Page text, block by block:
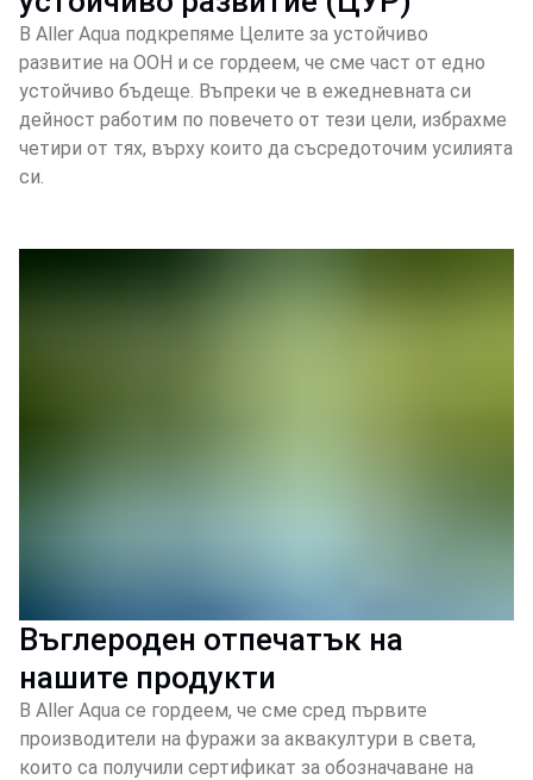
В Aller Aqua подкрепяме Целите за устойчиво
развитие на ООН и се гордеем, че сме част от едно
устойчиво бъдеще. Въпреки че в ежедневната си
дейност работим по повечето от тези цели, избрахме
четири от тях, върху които да съсредоточим усилията
си.
Въглероден отпечатък на
нашите продукти
В Aller Aqua се гордеем, че сме сред първите
производители на фуражи за аквакултури в света,
които са получили сертификат за обозначаване на